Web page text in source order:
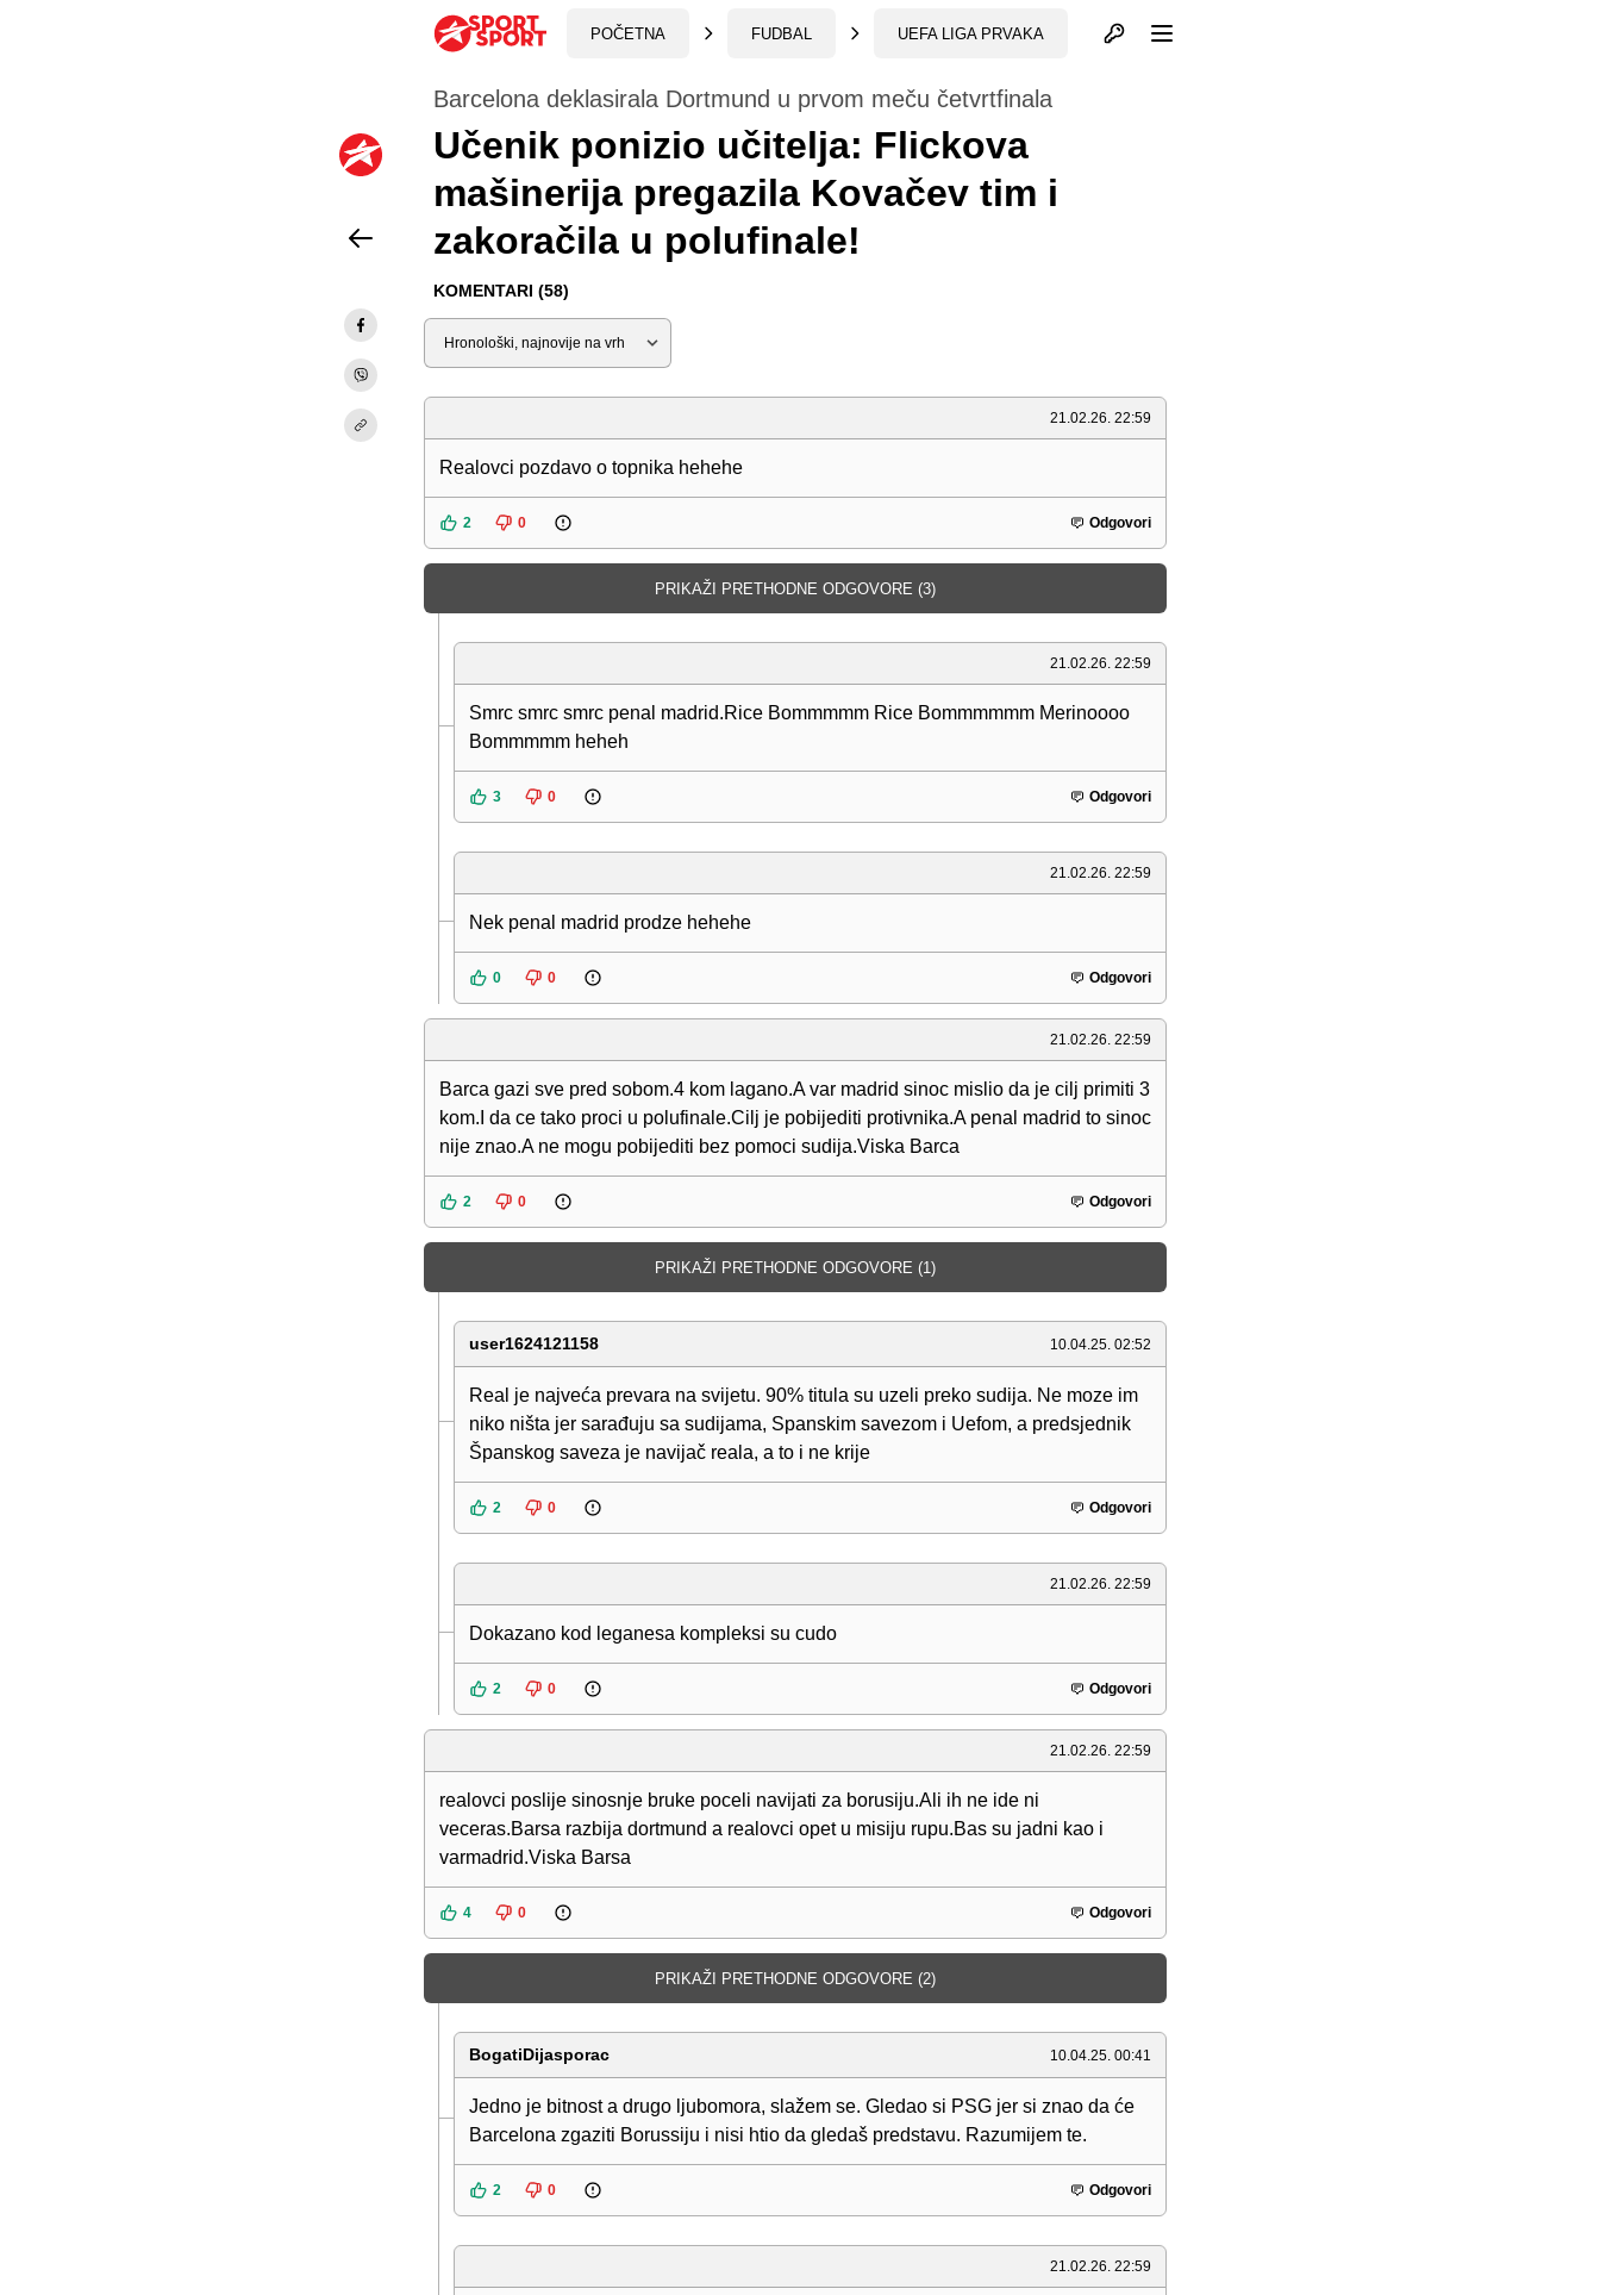
POČETNA FUDBAL UEFA LIGA PRVAKA Otvori profil
Barcelona deklasirala Dortmund u prvom meču četvrtfinala
Učenik ponizio učitelja: Flickova
mašinerija pregazila Kovačev tim i
zakoračila u polufinale!
KOMENTARI (58)
Sortiraj
21.02.26. 22:59
Realovci pozdavo o topnika hehehe
2 0 Odgovori
PRIKAŽI PRETHODNE ODGOVORE (3)
21.02.26. 22:59
Smrc smrc smrc penal madrid.Rice Bommmmm Rice Bommmmmm Merinoooo
Bommmmm heheh
3 0 Odgovori
21.02.26. 22:59
Nek penal madrid prodze hehehe
0 0 Odgovori
21.02.26. 22:59
Barca gazi sve pred sobom.4 kom lagano.A var madrid sinoc mislio da je cilj primiti 3
kom.I da ce tako proci u polufinale.Cilj je pobijediti protivnika.A penal madrid to sinoc
nije znao.A ne mogu pobijediti bez pomoci sudija.Viska Barca
2 0 Odgovori
PRIKAŽI PRETHODNE ODGOVORE (1)
user1624121158 10.04.25. 02:52
Real je najveća prevara na svijetu. 90% titula su uzeli preko sudija. Ne moze im
niko ništa jer sarađuju sa sudijama, Spanskim savezom i Uefom, a predsjednik
Španskog saveza je navijač reala, a to i ne krije
2 0 Odgovori
21.02.26. 22:59
Dokazano kod leganesa kompleksi su cudo
2 0 Odgovori
21.02.26. 22:59
realovci poslije sinosnje bruke poceli navijati za borusiju.Ali ih ne ide ni
veceras.Barsa razbija dortmund a realovci opet u misiju rupu.Bas su jadni kao i
varmadrid.Viska Barsa
4 0 Odgovori
PRIKAŽI PRETHODNE ODGOVORE (2)
BogatiDijasporac 10.04.25. 00:41
Jedno je bitnost a drugo ljubomora, slažem se. Gledao si PSG jer si znao da će
Barcelona zgaziti Borussiju i nisi htio da gledaš predstavu. Razumijem te.
2 0 Odgovori
21.02.26. 22:59